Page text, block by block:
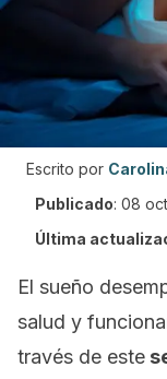
Escrito por
Publicado: 08
Última
El sueño
salud y
través de este